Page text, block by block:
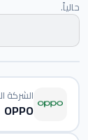
حالياً.
الشركة
OPPO